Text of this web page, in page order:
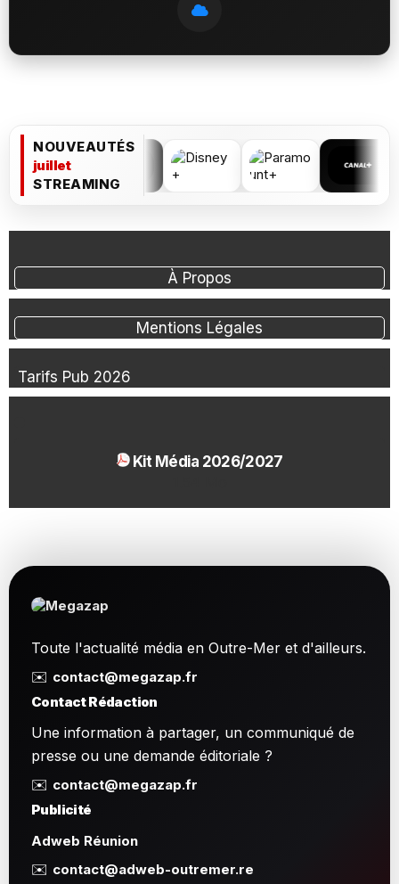
NOUVEAUTÉS
juillet
STREAMING
À Propos
Mentions Légales
Tarifs Pub 2026
Kit Média 2026/2027
Toute l'actualité média en Outre-Mer et d'ailleurs.
✉️ contact@megazap.fr
Contact Rédaction
Une information à partager, un communiqué de
presse ou une demande éditoriale ?
✉️ contact@megazap.fr
Publicité
Adweb Réunion
✉️ contact@adweb-outremer.re